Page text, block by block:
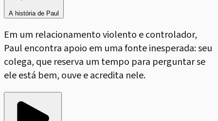
A história de Paul
Em um relacionamento violento e controlador,
Paul encontra apoio em uma fonte inesperada: seu
colega, que reserva um tempo para perguntar se
ele está bem, ouve e acredita nele.